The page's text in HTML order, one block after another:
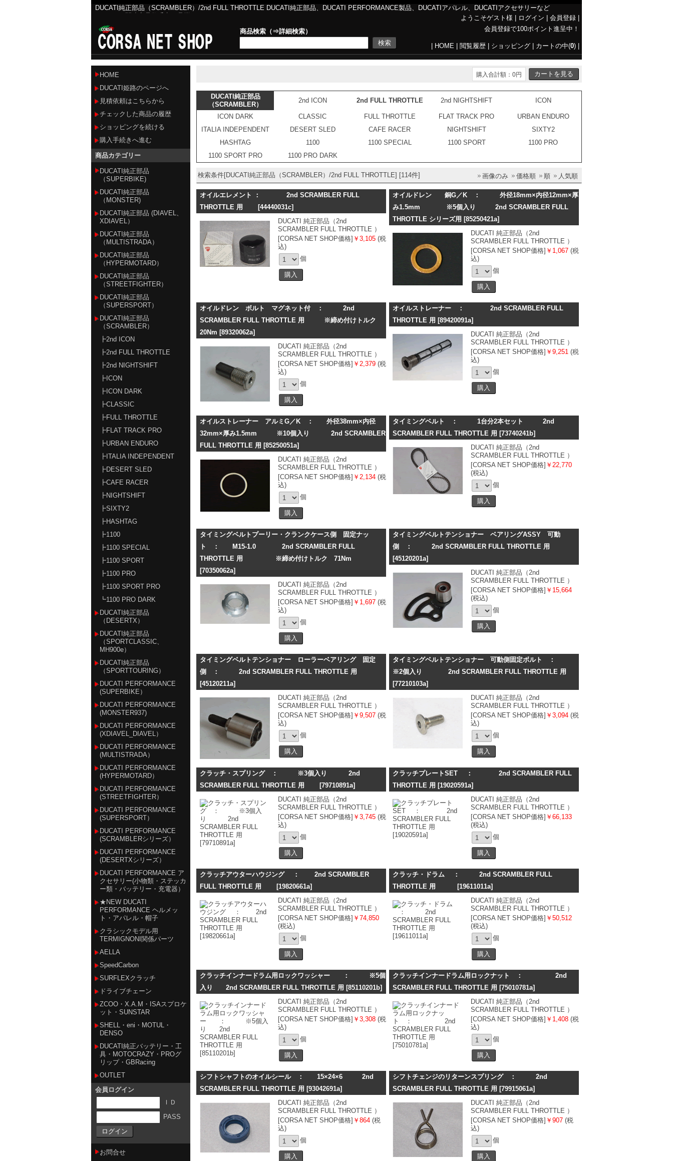
DUCATI純正部品（SCRAMBLER）/2nd FULL THROTTLE DUCATI純正部品、DUCATI PERFORMANCE製品、DUCATIアパレル、DUCATIアクセサリーなど
ようこそゲスト様 ログイン 会員登録
会員登録で100ポイント進呈中！
HOME 閲覧履歴 ショッピング カートの中(0)
商品検索（⇒詳細検索）
購入合計額：0円
DUCATI純正部品
（SCRAMBLER）
2nd ICON 2nd FULL THROTTLE 2nd NIGHTSHIFT ICON
ICON DARK CLASSIC FULL THROTTLE FLAT TRACK PRO
URBAN ENDURO
ITALIA INDEPENDENT
DESERT SLED CAFE RACER NIGHTSHIFT
SIXTY2
HASHTAG
1100 1100 SPECIAL 1100 SPORT
1100 PRO
1100 SPORT PRO
1100 PRO DARK
検索条件[DUCATI純正部品（SCRAMBLER）/2nd FULL THROTTLE] [114件] 画像のみ 価格順 順 人気順
オイルエレメント ： 2nd SCRAMBLER FULL
THROTTLE 用
[44440031c]
DUCATI 純正部品（2nd
SCRAMBLER FULL THROTTLE ）
[CORSA NET SHOP価格] ￥3,105 (税
込)
個
オイルドレン 銅G／K ： 外径18mm×内径12mm×厚
み1.5mm ※5個入り 2nd SCRAMBLER FULL
THROTTLE シリーズ用 [85250421a]
DUCATI 純正部品（2nd
SCRAMBLER FULL THROTTLE ）
[CORSA NET SHOP価格] ￥1,067 (税
込)
個
オイルドレン ボルト マグネット付 ： 2nd
SCRAMBLER FULL THROTTLE 用 ※締め付けトルク
20Nm [89320062a]
DUCATI 純正部品（2nd
SCRAMBLER FULL THROTTLE ）
[CORSA NET SHOP価格] ￥2,379 (税
込)
個
オイルストレーナー ： 2nd SCRAMBLER FULL
THROTTLE 用 [89420091a]
DUCATI 純正部品（2nd
SCRAMBLER FULL THROTTLE ）
[CORSA NET SHOP価格] ￥9,251 (税
込)
個
オイルストレーナー アルミG／K ： 外径38mm×内径
32mm×厚み1.5mm ※10個入り 2nd SCRAMBLER
FULL THROTTLE 用 [85250051a]
DUCATI 純正部品（2nd
SCRAMBLER FULL THROTTLE ）
[CORSA NET SHOP価格] ￥2,134 (税
込)
個
タイミングベルト ： 1台分2本セット 2nd
SCRAMBLER FULL THROTTLE 用 [73740241b]
DUCATI 純正部品（2nd
SCRAMBLER FULL THROTTLE ）
[CORSA NET SHOP価格] ￥22,770
(税込)
個
タイミングベルトプーリー・クランクケース側 固定ナッ
ト ： M15-1.0 2nd SCRAMBLER FULL
THROTTLE 用 ※締め付けトルク 71Nm
[70350062a]
DUCATI 純正部品（2nd
SCRAMBLER FULL THROTTLE ）
[CORSA NET SHOP価格] ￥1,697 (税
込)
個
タイミングベルトテンショナー ベアリングASSY 可動
側 ： 2nd SCRAMBLER FULL THROTTLE 用
[45120201a]
DUCATI 純正部品（2nd
SCRAMBLER FULL THROTTLE ）
[CORSA NET SHOP価格] ￥15,664
(税込)
個
タイミングベルトテンショナー ローラーベアリング 固定
側 ： 2nd SCRAMBLER FULL THROTTLE 用
[45120211a]
DUCATI 純正部品（2nd
SCRAMBLER FULL THROTTLE ）
[CORSA NET SHOP価格] ￥9,507 (税
込)
個
タイミングベルトテンショナー 可動側固定ボルト ：
※2個入り 2nd SCRAMBLER FULL THROTTLE 用
[77210103a]
DUCATI 純正部品（2nd
SCRAMBLER FULL THROTTLE ）
[CORSA NET SHOP価格] ￥3,094 (税
込)
個
クラッチ・スプリング ： ※3個入り 2nd
SCRAMBLER FULL THROTTLE 用
[79710891a]
DUCATI 純正部品（2nd
SCRAMBLER FULL THROTTLE ）
[CORSA NET SHOP価格] ￥3,745 (税
込)
個
クラッチプレートSET ： 2nd SCRAMBLER FULL
THROTTLE 用 [19020591a]
DUCATI 純正部品（2nd
SCRAMBLER FULL THROTTLE ）
[CORSA NET SHOP価格] ￥66,133
(税込)
個
クラッチアウターハウジング ： 2nd SCRAMBLER
FULL THROTTLE 用
[19820661a]
DUCATI 純正部品（2nd
SCRAMBLER FULL THROTTLE ）
[CORSA NET SHOP価格] ￥74,850
(税込)
個
クラッチ・ドラム ： 2nd SCRAMBLER FULL
THROTTLE 用
[19611011a]
DUCATI 純正部品（2nd
SCRAMBLER FULL THROTTLE ）
[CORSA NET SHOP価格] ￥50,512
(税込)
個
クラッチインナードラム用ロックワッシャー ： ※5個
入り 2nd SCRAMBLER FULL THROTTLE 用 [85110201b]
DUCATI 純正部品（2nd
SCRAMBLER FULL THROTTLE ）
[CORSA NET SHOP価格] ￥3,308 (税
込)
個
クラッチインナードラム用ロックナット ： 2nd
SCRAMBLER FULL THROTTLE 用 [75010781a]
DUCATI 純正部品（2nd
SCRAMBLER FULL THROTTLE ）
[CORSA NET SHOP価格] ￥1,408 (税
込)
個
シフトシャフトのオイルシール ： 15×24×6 2nd
SCRAMBLER FULL THROTTLE 用 [93042691a]
DUCATI 純正部品（2nd
SCRAMBLER FULL THROTTLE ）
[CORSA NET SHOP価格] ￥864 (税
込)
個
シフトチェンジのリターンスプリング ： 2nd
SCRAMBLER FULL THROTTLE 用 [79915061a]
DUCATI 純正部品（2nd
SCRAMBLER FULL THROTTLE ）
[CORSA NET SHOP価格] ￥907 (税
込)
個
HOME
DUCATI姫路のページへ
見積依頼はこちらから
チェックした商品の履歴
ショッピングを続ける
購入手続きへ進む
商品カテゴリー
DUCATI純正部品
（SUPERBIKE)
DUCATI純正部品
（MONSTER)
DUCATI純正部品 (DIAVEL、
XDIAVEL）
DUCATI純正部品
（MULTISTRADA）
DUCATI純正部品
（HYPERMOTARD）
DUCATI純正部品
（STREETFIGHTER）
DUCATI純正部品
（SUPERSPORT）
DUCATI純正部品
（SCRAMBLER）
┣2nd ICON
┣2nd FULL THROTTLE
┣2nd NIGHTSHIFT
┣ICON
┣ICON DARK
┣CLASSIC
┣FULL THROTTLE
┣FLAT TRACK PRO
┣URBAN ENDURO
┣ITALIA INDEPENDENT
┣DESERT SLED
┣CAFE RACER
┣NIGHTSHIFT
┣SIXTY2
┣HASHTAG
┣1100
┣1100 SPECIAL
┣1100 SPORT
┣1100 PRO
┣1100 SPORT PRO
┗1100 PRO DARK
DUCATI純正部品
（DESERTX）
DUCATI純正部品
（SPORTCLASSIC、
MH900e）
DUCATI純正部品
（SPORTTOURING）
DUCATI PERFORMANCE
(SUPERBIKE）
DUCATI PERFORMANCE
(MONSTER937)
DUCATI PERFORMANCE
(XDIAVEL_DIAVEL）
DUCATI PERFORMANCE
(MULTISTRADA）
DUCATI PERFORMANCE
(HYPERMOTARD）
DUCATI PERFORMANCE
(STREETFIGHTER）
DUCATI PERFORMANCE
(SUPERSPORT）
DUCATI PERFORMANCE
(SCRAMBLERシリーズ）
DUCATI PERFORMANCE
(DESERTXシリーズ）
DUCATI PERFORMANCE ア
クセサリー(小物類・ステッカ
ー類・バッテリー・充電器）
★NEW DUCATI
PERFORMANCE ヘルメッ
ト・アパレル・帽子
クラシックモデル用
TERMIGNONI関係パーツ
AELLA
SpeedCarbon
SURFLEXクラッチ
ドライブチェーン
ZCOO・X.A.M・ISAスプロケ
ット・SUNSTAR
SHELL・eni・MOTUL・
DENSO
DUCATI純正バッテリー・工
具・MOTOCRAZY・PROグ
リップ・GBRacing
OUTLET
会員ログイン
ＩＤ
PASS
お問合せ